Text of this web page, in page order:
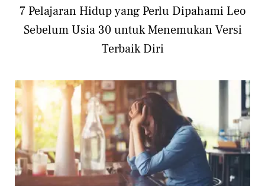
7 Pelajaran Hidup yang Perlu Dipahami Leo
Sebelum Usia 30 untuk Menemukan Versi
Terbaik Diri